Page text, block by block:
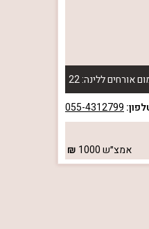
אורחים ללינה: 22
055-4312799
אמצ״ש1000